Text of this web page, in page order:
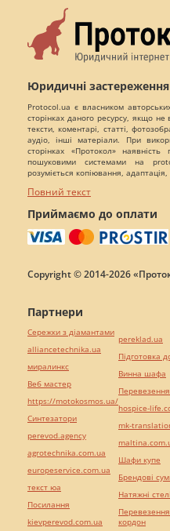
Юридичні застереження
Protocol.ua є власником
сторінках даного ресурсу, якщо
тексти, коментарі, статті,
аудіо, інші матеріали. При
сторінках «Протокол» наявність
пошуковими системами на
розуміється копіювання,
Повний текст
Приймаємо до оплати
Copyright © 2014-2026
Партнери
Сережки з діамантами
alliancetechnika.ua
миралинкс
Веб мастер
https://motokosmos.ua/
Синтезатори
perevod.agency
agrotechnika.com.ua
europeservice.com.ua
текст юа
Посилання
kievperevod.com.ua
pereklad.ua
Підготовка
Винна шафа
hospice-
mk-
Шафи купе
Брендові
Натяжні
кордон